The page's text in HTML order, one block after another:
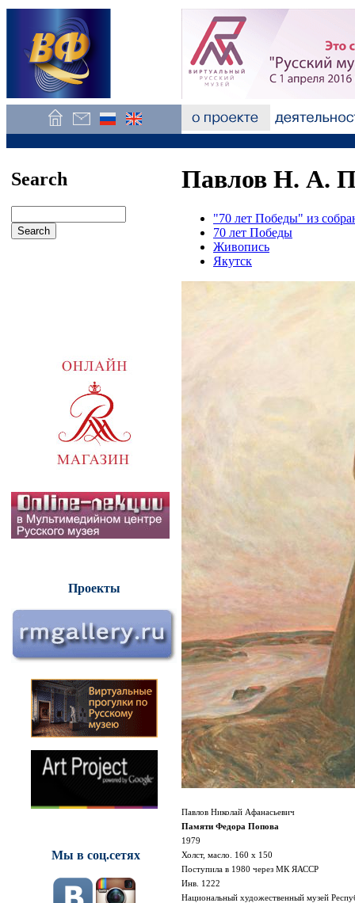
Search
Проекты
Мы в соц.сетях
Павлов Н. А.
"70 лет Победы" из
70 лет Победы
Живопись
Якутск
Павлов Николай Афанасьевич
Памяти Федора Попова
1979
Холст, масло. 160 х 150
Поступила в 1980 через МК ЯАССР
Инв. 1222
Национальный художественный музей